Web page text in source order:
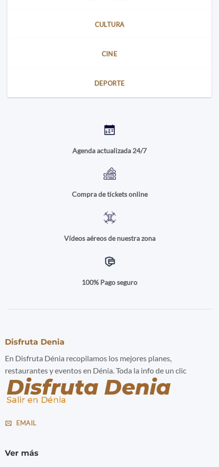
CULTURA
CINE
DEPORTE
Agenda actualizada 24/7
Compra de tickets online
Vídeos aéreos de nuestra zona
100% Pago seguro
Disfruta Denia
En Disfruta Dénia recopilamos los mejores planes,
restaurantes y eventos en Dénia. Toda la info de un clic
EMAIL
Ver más